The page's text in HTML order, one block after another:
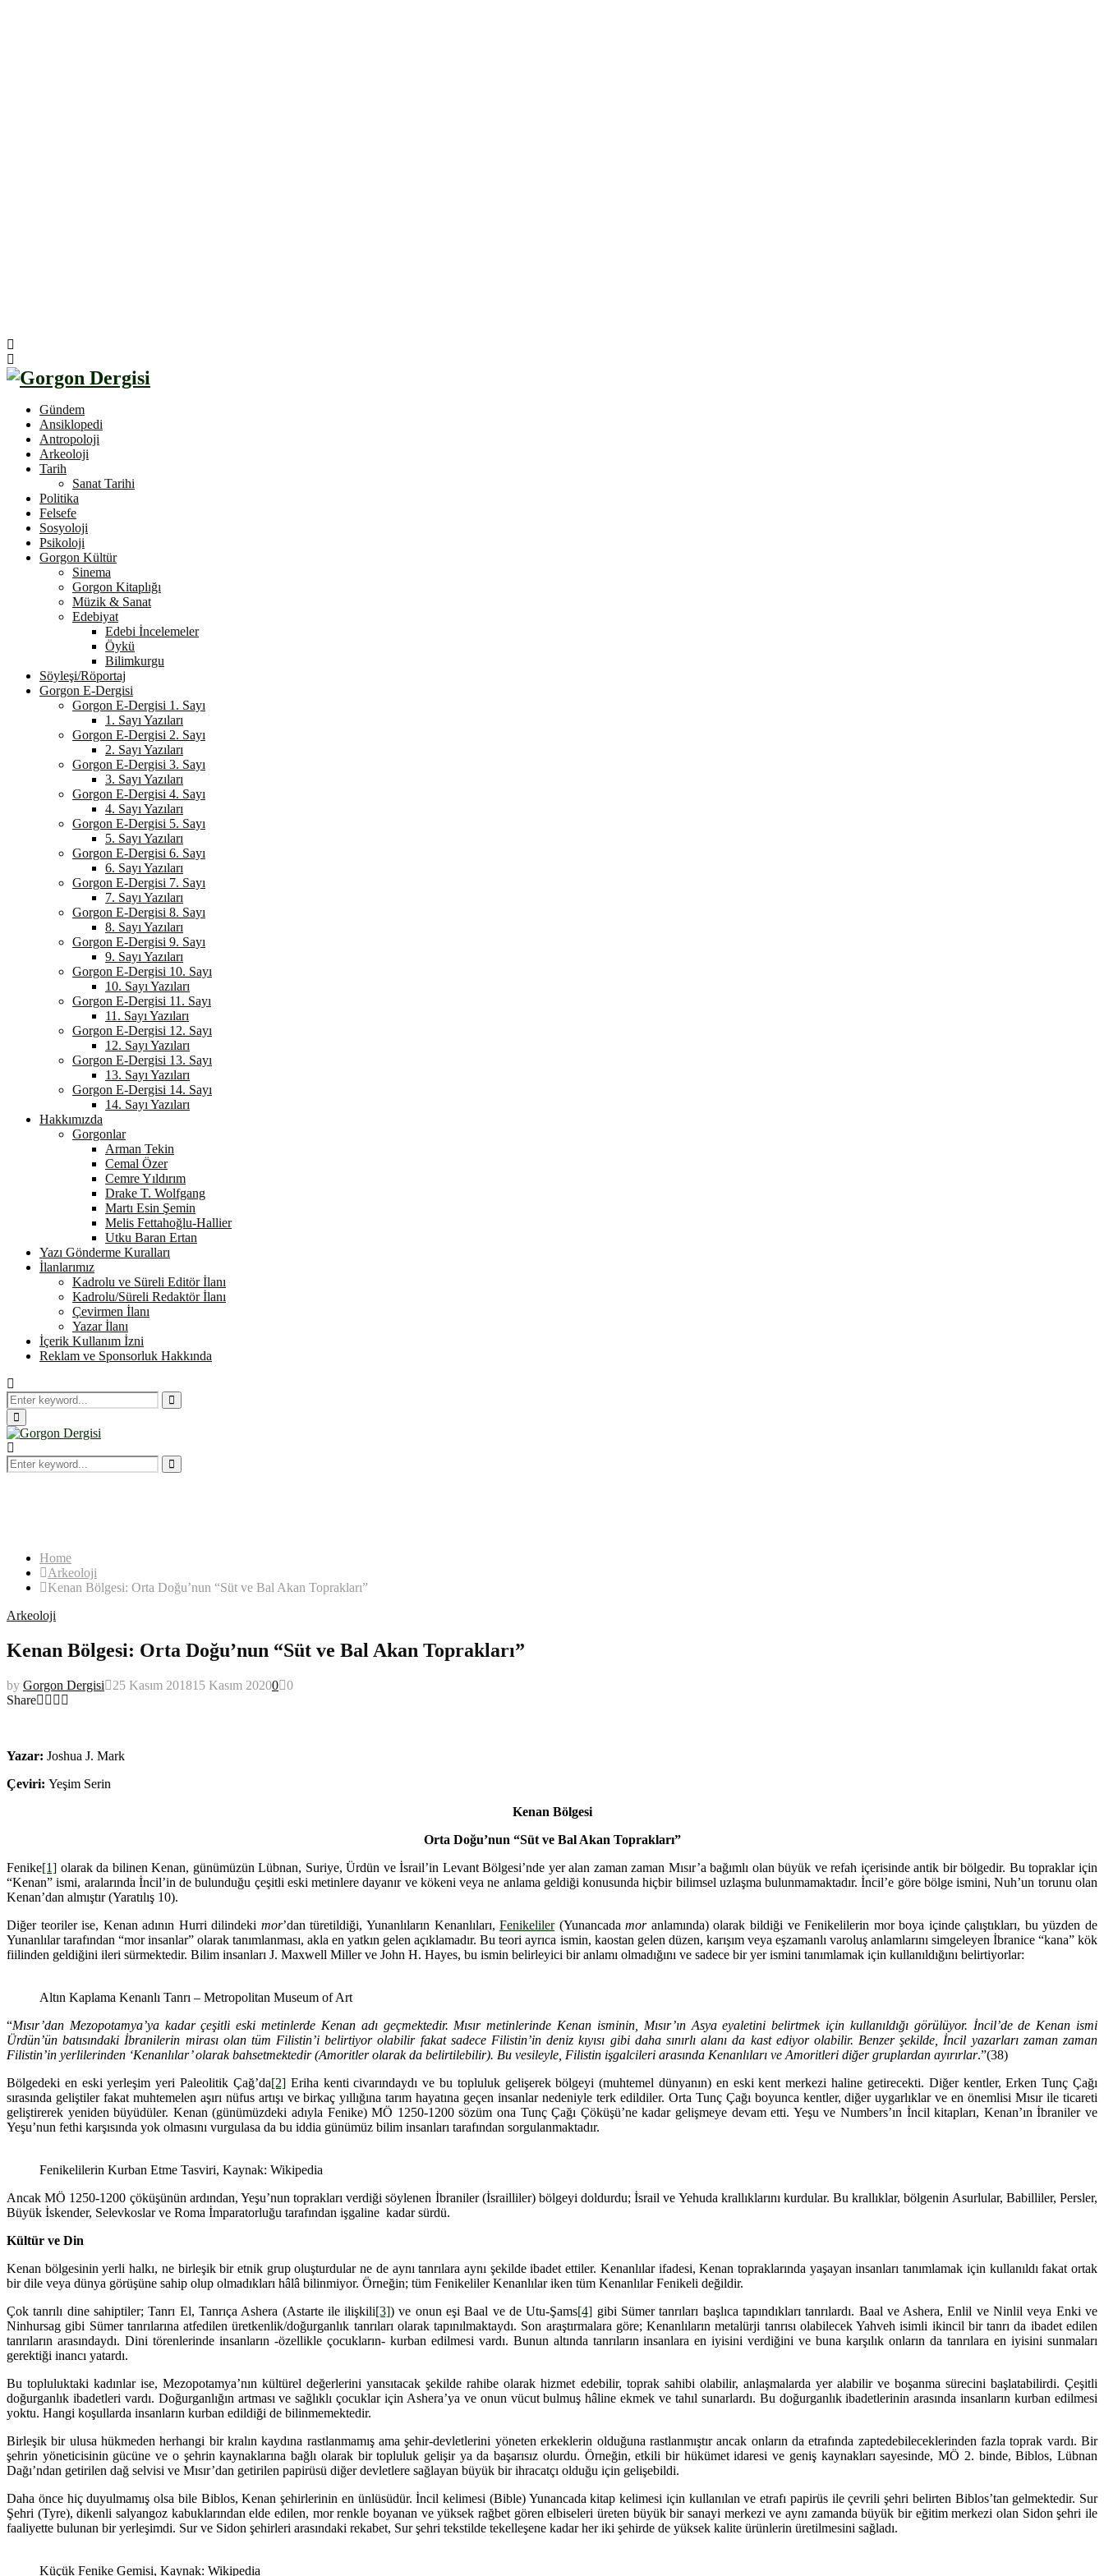
Gündem
Ansiklopedi
Antropoloji
Arkeoloji
Tarih
Sanat Tarihi
Politika
Felsefe
Sosyoloji
Psikoloji
Gorgon Kültür
Sinema
Gorgon Kitaplığı
Müzik & Sanat
Edebiyat
Edebi İncelemeler
Öykü
Bilimkurgu
Söyleşi/Röportaj
Gorgon E-Dergisi
Gorgon E-Dergisi 1. Sayı
1. Sayı Yazıları
Gorgon E-Dergisi 2. Sayı
2. Sayı Yazıları
Gorgon E-Dergisi 3. Sayı
3. Sayı Yazıları
Gorgon E-Dergisi 4. Sayı
4. Sayı Yazıları
Gorgon E-Dergisi 5. Sayı
5. Sayı Yazıları
Gorgon E-Dergisi 6. Sayı
6. Sayı Yazıları
Gorgon E-Dergisi 7. Sayı
7. Sayı Yazıları
Gorgon E-Dergisi 8. Sayı
8. Sayı Yazıları
Gorgon E-Dergisi 9. Sayı
9. Sayı Yazıları
Gorgon E-Dergisi 10. Sayı
10. Sayı Yazıları
Gorgon E-Dergisi 11. Sayı
11. Sayı Yazıları
Gorgon E-Dergisi 12. Sayı
12. Sayı Yazıları
Gorgon E-Dergisi 13. Sayı
13. Sayı Yazıları
Gorgon E-Dergisi 14. Sayı
14. Sayı Yazıları
Hakkımızda
Gorgonlar
Arman Tekin
Cemal Özer
Cemre Yıldırım
Drake T. Wolfgang
Martı Esin Şemin
Melis Fettahoğlu-Hallier
Utku Baran Ertan
Yazı Gönderme Kuralları
İlanlarımız
Kadrolu ve Süreli Editör İlanı
Kadrolu/Süreli Redaktör İlanı
Çevirmen İlanı
Yazar İlanı
İçerik Kullanım İzni
Reklam ve Sponsorluk Hakkında
Search
for:
Search
Primary
Menu
Search
for:
Search
Home
Arkeoloji
Kenan Bölgesi: Orta Doğu’nun “Süt ve Bal Akan Toprakları”
Arkeoloji
Kenan Bölgesi: Orta Doğu’nun “Süt ve Bal Akan Toprakları”
by Gorgon Dergisi 25 Kasım 201815 Kasım 20200 0
Share
Yazar: Joshua J. Mark
Çeviri: Yeşim Serin
Kenan Bölgesi
Orta Doğu’nun “Süt ve Bal Akan Toprakları”
Fenike[1] olarak da bilinen Kenan, günümüzün Lübnan, Suriye, Ürdün ve İsrail’in Levant Bölgesi’nde yer alan zaman zaman Mısır’a bağımlı olan büyük ve refah içerisinde antik bir bölgedir. Bu topraklar için
“Kenan” ismi, aralarında İncil’in de bulunduğu çeşitli eski metinlere dayanır ve kökeni veya ne anlama geldiği konusunda hiçbir bilimsel uzlaşma bulunmamaktadır. İncil’e göre bölge ismini, Nuh’un torunu olan
Kenan’dan almıştır (Yaratılış 10).
Diğer teoriler ise, Kenan adının Hurri dilindeki mor’dan türetildiği, Yunanlıların Kenanlıları,Fenikeliler(Yunancadamoranlamında) olarak bildiği ve Fenikelilerin mor boya içinde çalıştıkları, bu yüzden de
Yunanlılar tarafından “mor insanlar” olarak tanımlanması, akla en yatkın gelen açıklamadır. Bu teori ayrıca ismin, kaostan gelen düzen, karışım veya eşzamanlı varoluş anlamlarını simgeleyen İbranice “kana” kök
fiilinden geldiğini ileri sürmektedir. Bilim insanları J. Maxwell Miller ve John H. Hayes, bu ismin belirleyici bir anlamı olmadığını ve sadece bir yer ismini tanımlamak için kullanıldığını belirtiyorlar:
Altın Kaplama Kenanlı Tanrı – Metropolitan Museum of Art
“Mısır’dan Mezopotamya’ya kadar çeşitli eski metinlerde Kenan adı geçmektedir. Mısır metinlerinde Kenan isminin, Mısır’ın Asya eyaletini belirtmek için kullanıldığı görülüyor. İncil’de de Kenan ismi
Ürdün’ün batısındaki İbranilerin mirası olan tüm Filistin’i belirtiyor olabilir fakat sadece Filistin’in deniz kıyısı gibi daha sınırlı alanı da kast ediyor olabilir. Benzer şekilde, İncil yazarları zaman zaman
Filistin’in yerlilerinden ‘Kenanlılar’ olarak bahsetmektedir (Amoritler olarak da belirtilebilir). Bu vesileyle, Filistin işgalcileri arasında Kenanlıları ve Amoritleri diğer gruplardan ayırırlar.”(38)
Bölgedeki en eski yerleşim yeri Paleolitik Çağ’da[2]Eriha kenti civarındaydı ve bu topluluk gelişerek bölgeyi (muhtemel dünyanın) en eski kent merkezi haline getirecekti. Diğer kentler, Erken Tunç Çağı
sırasında geliştiler fakat muhtemelen aşırı nüfus artışı ve birkaç yıllığına tarım hayatına geçen insanlar nedeniyle terk edildiler. Orta Tunç Çağı boyunca kentler, diğer uygarlıklar ve en önemlisi Mısır ile ticareti
geliştirerek yeniden büyüdüler. Kenan (günümüzdeki adıyla Fenike) MÖ 1250-1200 sözüm ona Tunç Çağı Çöküşü’ne kadar gelişmeye devam etti. Yeşu ve Numbers’ın İncil kitapları, Kenan’ın İbraniler ve
Yeşu’nun fethi karşısında yok olmasını vurgulasa da bu iddia günümüz bilim insanları tarafından sorgulanmaktadır.
Fenikelilerin Kurban Etme Tasviri, Kaynak: Wikipedia
Ancak MÖ 1250-1200 çöküşünün ardından, Yeşu’nun toprakları verdiği söylenen İbraniler (İsrailliler) bölgeyi doldurdu; İsrail ve Yehuda krallıklarını kurdular. Bu krallıklar, bölgenin Asurlular, Babilliler, Persler,
Büyük İskender, Selevkoslar ve Roma İmparatorluğu tarafından işgaline kadar sürdü.
Kültür ve Din
Kenan bölgesinin yerli halkı, ne birleşik bir etnik grup oluşturdular ne de aynı tanrılara aynı şekilde ibadet ettiler. Kenanlılar ifadesi, Kenan topraklarında yaşayan insanları tanımlamak için kullanıldı fakat ortak
bir dile veya dünya görüşüne sahip olup olmadıkları hâlâ bilinmiyor. Örneğin; tüm Fenikeliler Kenanlılar iken tüm Kenanlılar Fenikeli değildir.
Çok tanrılı dine sahiptiler; Tanrı El, Tanrıça Ashera (Astarte ile ilişkili[3]) ve onun eşi Baal ve de Utu-Şams[4] gibi Sümer tanrıları başlıca tapındıkları tanrılardı. Baal ve Ashera, Enlil ve Ninlil veya Enki ve
Ninhursag gibi Sümer tanrılarına atfedilen üretkenlik/doğurganlık tanrıları olarak tapınılmaktaydı. Son araştırmalara göre; Kenanlıların metalürji tanrısı olabilecek Yahveh isimli ikincil bir tanrı da ibadet edilen
tanrıların arasındaydı. Dini törenlerinde insanların -özellikle çocukların- kurban edilmesi vardı. Bunun altında tanrıların insanlara en iyisini verdiğini ve buna karşılık onların da tanrılara en iyisini sunmaları
gerektiği inancı yatardı.
Bu topluluktaki kadınlar ise, Mezopotamya’nın kültürel değerlerini yansıtacak şekilde rahibe olarak hizmet edebilir, toprak sahibi olabilir, anlaşmalarda yer alabilir ve boşanma sürecini başlatabilirdi. Çeşitli
doğurganlık ibadetleri vardı. Doğurganlığın artması ve sağlıklı çocuklar için Ashera’ya ve onun vücut bulmuş hâline ekmek ve tahıl sunarlardı. Bu doğurganlık ibadetlerinin arasında insanların kurban edilmesi
yoktu. Hangi koşullarda insanların kurban edildiği de bilinmemektedir.
Birleşik bir ulusa hükmeden herhangi bir kralın kaydına rastlanmamış ama şehir-devletlerini yöneten erkeklerin olduğuna rastlanmıştır ancak onların da etrafında zaptedebileceklerinden fazla toprak vardı. Bir
şehrin yöneticisinin gücüne ve o şehrin kaynaklarına bağlı olarak bir topluluk gelişir ya da başarısız olurdu. Örneğin, etkili bir hükümet idaresi ve geniş kaynakları sayesinde, MÖ 2. binde, Biblos, Lübnan
Dağı’ndan getirilen dağ selvisi ve Mısır’dan getirilen papirüsü diğer devletlere sağlayan büyük bir ihracatçı olduğu için gelişebildi.
Daha önce hiç duyulmamış olsa bile Biblos, Kenan şehirlerinin en ünlüsüdür. İncil kelimesi (Bible) Yunancada kitap kelimesi için kullanılan ve etrafı papirüs ile çevrili şehri belirten Biblos’tan gelmektedir. Sur
Şehri (Tyre), dikenli salyangoz kabuklarından elde edilen, mor renkle boyanan ve yüksek rağbet gören elbiseleri üreten büyük bir sanayi merkezi ve aynı zamanda büyük bir eğitim merkezi olan Sidon şehri ile
faaliyette bulunan bir yerleşimdi. Sur ve Sidon şehirleri arasındaki rekabet, Sur şehri tekstilde tekelleşene kadar her iki şehirde de yüksek kalite ürünlerin üretilmesini sağladı.
Küçük Fenike Gemisi, Kaynak: Wikipedia